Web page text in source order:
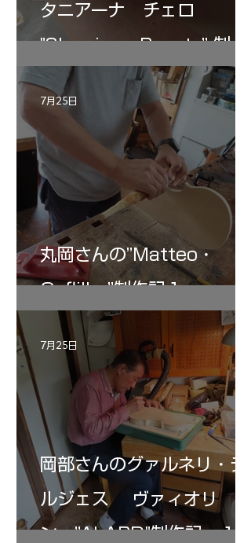
タニアーナ チェロ
"Sleeping・Beauty” 制作
記 30
丸岡さんの”Matteo・
Gofliller”制作記１
7月25日
岡部さんのグァルネリ・デ
ルジェス ヴァィオリ
ン ”ALARD"制作記 １2
7月25日